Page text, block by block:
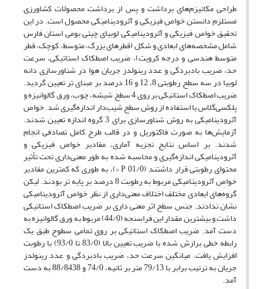
طراحی مکانیزم‌های برداشت و پس از برداشت محصولات کشاورزی
مستلزم دانستن خواص فیزیکی و آئرودینامیکی محصول است. در این
تحقیق خواص فیزیکی و آئرودینامیکی لوبیای چیتی بومی استان فارس
شامل مشخصه‌های ابعادی و شکل (قطرهای بزرگ، متوسط، کوچک، قطر
متوسط هندسی و درجه کرویت)، ضریب اصطکاک استاتیکی، سرعت
حد، ضریب بادبردگی و عدد رینولدز جریان هوا در شناورسازی دانه
لوبیا در سه سطح رطوبتی 8، 12 و 16 درصد بر مبنای تر تعیین گردید.
ضریب اصطکاک استاتیکی بر روی 4 سطح شیشه، چوب، ورق گالوانیزه و
پلکسی‌گلاس با استفاده از روش سطح شیب‌دار اندازه‌گیری شد. خواص
آئرودینامیکی به روش شناور‌سازی برای 3 گروه اندازه تعیین شدند.
آزمایش‌ها به صورت فاکتوریل و در قالب طرح کامل تصادفی انجام
شدند. بر اساس نتایج تجزیه آماری، مقادیر خواص فیزیکی و
آئرودینامیکی اندازه‌گیری و محاسبه شده به طور معنی‌داری تحت تأثیر
محتوای رطوبتی قرار داشتند (01/0 P <)، به طوری که کمترین مقادیر
خواص آئرودینامیکی مربوط به رطوبت 8 درصد بر پایه تر بودند. لیکن
گروه‌های ابعادی مختلف اختلاف معنی‌داری از نظر خواص آئرودینامیکی
نشان ندادند. جنس سطح اثر معنی داری بر ضریب اصطکاک استاتیکی
داشت و بیشترین مقدار این فراسنجه (44/0) مربوط به ورق گالوانیزه به
دست آمد. ضریب اصطکاک استاتیکی بر روی تمامی سطوح طبق یک
رابطه خطی برازش شده با ضریب تعیین بالا (83/0 تا 93/0) با رطوبت
افزایش یافت. میانگین سرعت حد، ضریب بادبردگی و عدد رینولدز
جریان به ترتیب برابر با 79/13 متر بر ثانیه، 74/0 و 88/8438 به دست
آمد.